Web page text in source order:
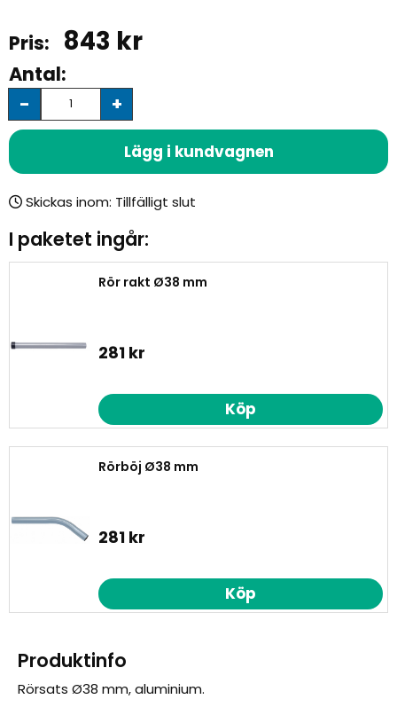
843 kr
Antal:
+
-
Lägg i kundvagnen
Skickas inom:
I paketet ingår:
Rör rakt Ø38 mm
281 kr
Köp
Rörböj Ø38 mm
281 kr
Köp
Produktinfo
Rörsats Ø38 mm, aluminium.